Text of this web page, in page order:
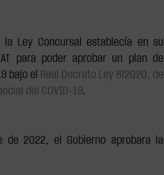
Ley Concursal establecía en su
para poder aprobar un plan de
bajo el
Real Decreto Ley 8/2020, de
del COVID-19.
2022, el Gobierno aprobara la